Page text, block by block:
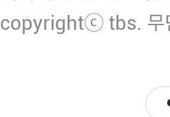
copyrightⓒ tbs. 무